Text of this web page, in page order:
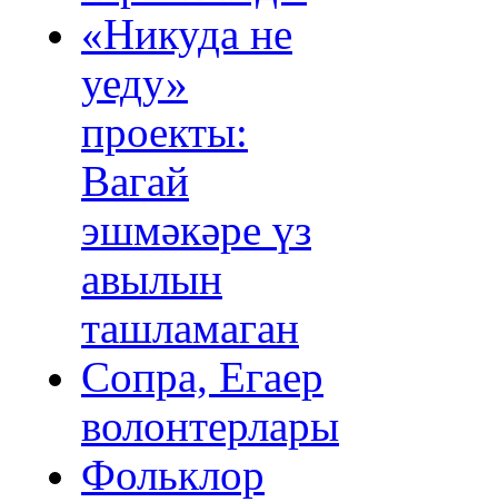
«Никуда не
уеду»
проекты:
Вагай
эшмәкәре үз
авылын
ташламаган
Сопра, Егаер
волонтерлары
Фольклор